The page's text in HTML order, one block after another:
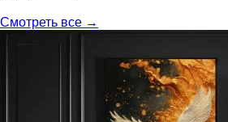
Смотреть все →